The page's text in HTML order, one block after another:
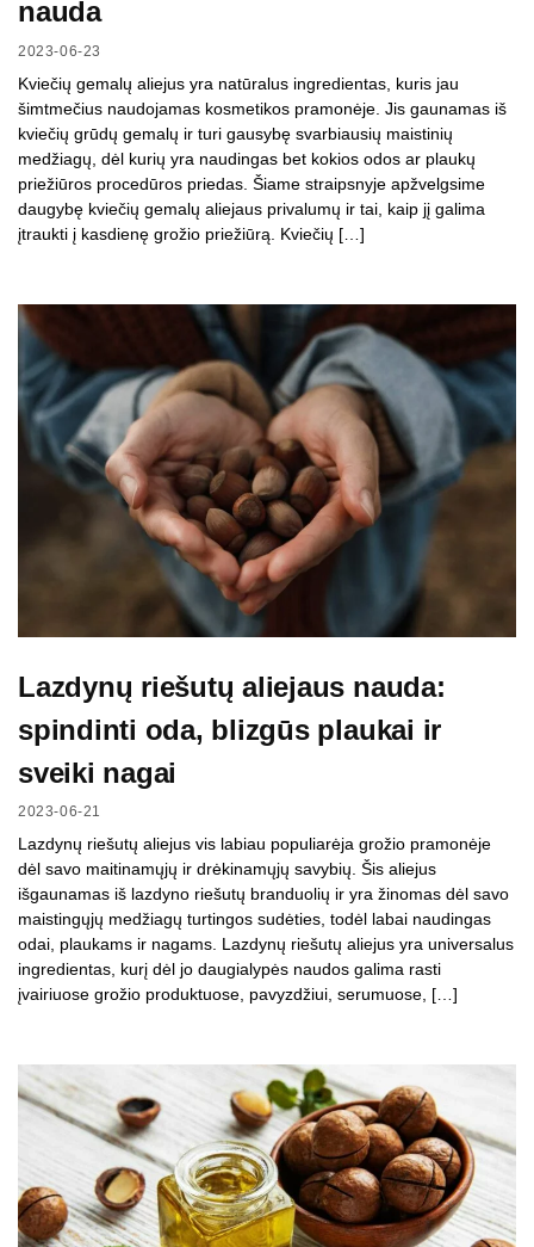
nauda
2023-06-23
Kviečių gemalų aliejus yra natūralus ingredientas, kuris jau
šimtmečius naudojamas kosmetikos pramonėje. Jis gaunamas iš
kviečių grūdų gemalų ir turi gausybę svarbiausių maistinių
medžiagų, dėl kurių yra naudingas bet kokios odos ar plaukų
priežiūros procedūros priedas. Šiame straipsnyje apžvelgsime
daugybę kviečių gemalų aliejaus privalumų ir tai, kaip jį galima
įtraukti į kasdienę grožio priežiūrą. Kviečių […]
Lazdynų riešutų aliejaus nauda:
spindinti oda, blizgūs plaukai ir
sveiki nagai
2023-06-21
Lazdynų riešutų aliejus vis labiau populiarėja grožio pramonėje
dėl savo maitinamųjų ir drėkinamųjų savybių. Šis aliejus
išgaunamas iš lazdyno riešutų branduolių ir yra žinomas dėl savo
maistingųjų medžiagų turtingos sudėties, todėl labai naudingas
odai, plaukams ir nagams. Lazdynų riešutų aliejus yra universalus
ingredientas, kurį dėl jo daugialypės naudos galima rasti
įvairiuose grožio produktuose, pavyzdžiui, serumuose, […]